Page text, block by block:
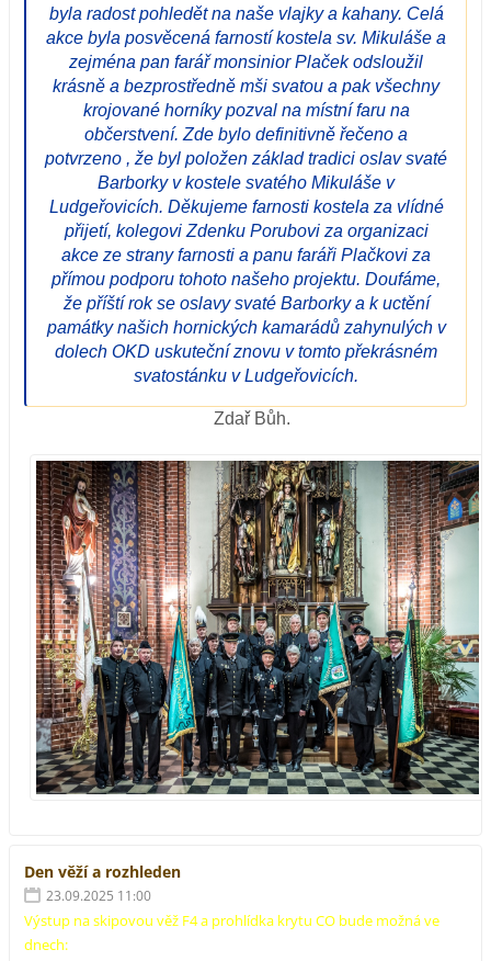
byla radost pohledět na naše vlajky a kahany. Celá
akce byla posvěcená farností kostela sv. Mikuláše a
zejména pan farář monsinior Plaček odsloužil
krásně a bezprostředně mši svatou a pak všechny
krojované horníky pozval na místní faru na
občerstvení. Zde bylo definitivně řečeno a
potvrzeno , že byl položen základ tradici oslav svaté
Barborky v kostele svatého Mikuláše v
Ludgeřovicích. Děkujeme farnosti kostela za vlídné
přijetí, kolegovi Zdenku Porubovi za organizaci
akce ze strany farnosti a panu faráři Plačkovi za
přímou podporu tohoto našeho projektu. Doufáme,
že příští rok se oslavy svaté Barborky a k uctění
památky našich hornických kamarádů zahynulých v
dolech OKD uskuteční znovu v tomto překrásném
svatostánku v Ludgeřovicích.
Zdař Bůh.
Den věží a rozhleden
23.09.2025 11:00
Výstup na skipovou věž F4 a prohlídka krytu CO bude možná ve
dnech: